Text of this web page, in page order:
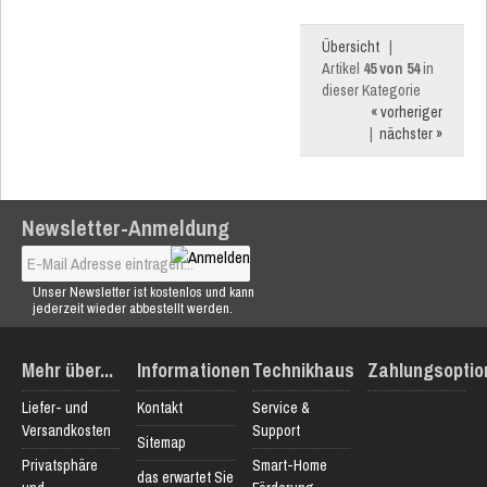
Übersicht |
Artikel 45 von 54in
dieser Kategorie
« vorheriger
| nächster »
Newsletter-Anmeldung
Unser Newsletter ist kostenlos und kann
jederzeit wieder abbestellt werden.
Mehr über...
Liefer- und
Versandkosten
Privatsphäre
Informationen
Kontakt
Sitemap
das erwartet Sie
Technikhaus
Service &
Support
Smart-Home